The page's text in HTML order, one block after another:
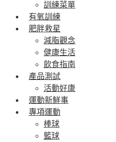
訓練菜單
有氧訓練
肥胖救星
減脂觀念
健康生活
飲食指南
產品測試
活動好康
運動新鮮事
專項運動
棒球
籃球